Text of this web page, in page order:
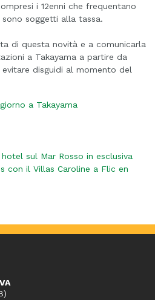
i 12enni che frequentano
soggetti alla tassa.
di questa novità e a comunicarla
a Takayama a partire da
disguidi al momento del
a Takayama
articoli
sul Mar Rosso in esclusiva
con il Villas Caroline a Flic en